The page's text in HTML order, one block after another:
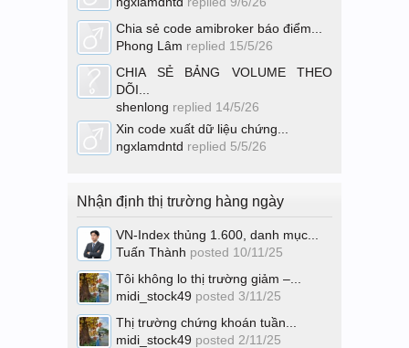
Chia sẻ code amibroker báo điểm...
Phong Lâm replied 15/5/26
CHIA SẺ BẢNG VOLUME THEO
DÕI...
shenlong replied 14/5/26
Xin code xuất dữ liệu chứng...
ngxlamdntd replied 5/5/26
Nhận định thị trường hàng ngày
VN-Index thủng 1.600, danh mục...
Tuấn Thành posted 10/11/25
Tôi không lo thị trường giảm –...
midi_stock49 posted 3/11/25
Thị trường chứng khoán tuần...
midi_stock49 posted 2/11/25